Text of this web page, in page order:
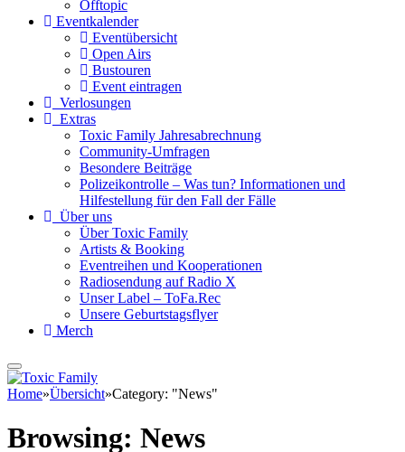
Offtopic
Eventkalender
Eventübersicht
Open Airs
Bustouren
Event eintragen
Verlosungen
Extras
Toxic Family Jahresabrechnung
Community-Umfragen
Besondere Beiträge
Polizeikontrolle – Was tun? Informationen und
Hilfestellung für den Fall der Fälle
Über uns
Über Toxic Family
Artists & Booking
Eventreihen und Kooperationen
Radiosendung auf Radio X
Unser Label – ToFa.Rec
Unsere Geburtstagsflyer
Merch
Home»Übersicht»Category: "News"
Browsing: News